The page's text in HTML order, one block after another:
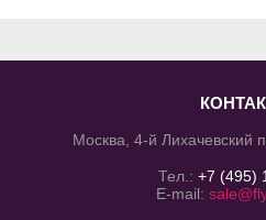
Москва, 4-й Лихачевский
Тел.: +7 (495)
E-mail: